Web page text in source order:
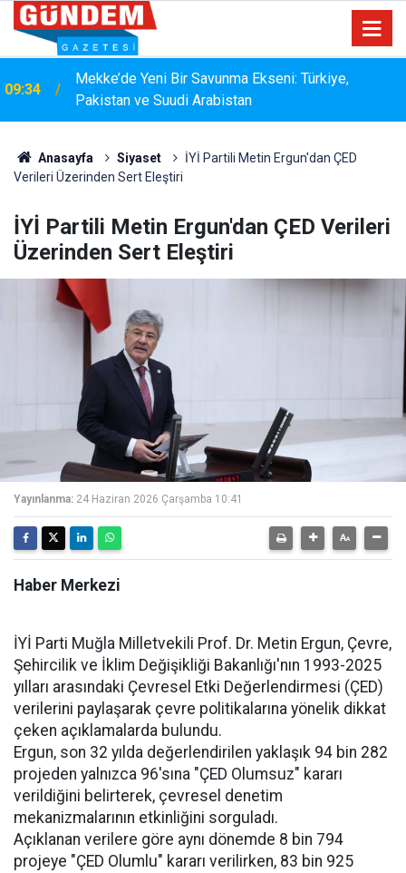
15:33 YANGIN RİSKİNE KARŞI KAPSAMLI TEMİZLİK
Anasayfa Siyaset
İYİ Partili Metin Ergun'dan ÇED
Verileri Üzerinden Sert Eleştiri
İYİ Partili Metin Ergun'dan ÇED Verileri
Üzerinden Sert Eleştiri
Yayınlanma: 24 Haziran 2026 Çarşamba 10:41
Haber Merkezi
İYİ Parti Muğla Milletvekili Prof. Dr. Metin Ergun, Çevre,
Şehircilik ve İklim Değişikliği Bakanlığı'nın 1993-2025
yılları arasındaki Çevresel Etki Değerlendirmesi (ÇED)
verilerini paylaşarak çevre politikalarına yönelik dikkat
çeken açıklamalarda bulundu.
Ergun, son 32 yılda değerlendirilen yaklaşık 94 bin 282
projeden yalnızca 96'sına "ÇED Olumsuz" kararı
verildiğini belirterek, çevresel denetim
mekanizmalarının etkinliğini sorguladı.
Açıklanan verilere göre aynı dönemde 8 bin 794
projeye "ÇED Olumlu" kararı verilirken, 83 bin 925